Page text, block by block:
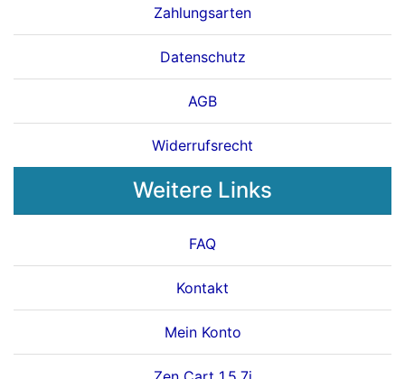
Zahlungsarten
Datenschutz
AGB
Widerrufsrecht
Weitere Links
FAQ
Kontakt
Mein Konto